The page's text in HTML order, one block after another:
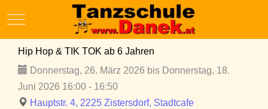
Mobile Menu Toggle
Hip Hop & TIK TOK ab 6 Jahren
Donnerstag, 26. März 2026 bis Donnerstag, 18.
Juni 2026 16:00 - 16:50
Hauptstr. 4, 2225 Zistersdorf, Stadtcafe